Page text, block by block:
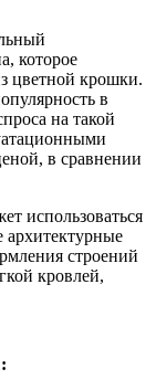
которое
цветной крошки.
в
на такой
в сравнении
использоваться
строений
кровлей,